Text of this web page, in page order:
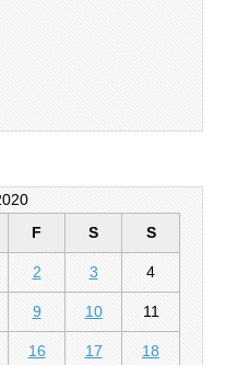
F S S
2 3 4
9 10 11
16 17 18